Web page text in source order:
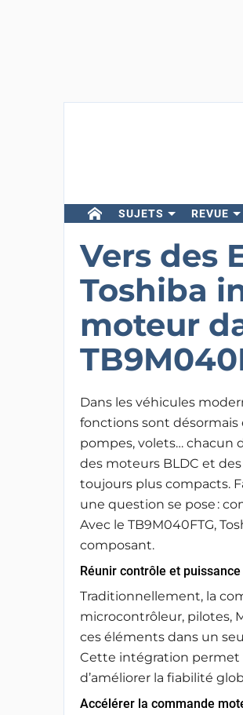
SUJETS REVUE
Vers des
Toshiba
moteur
Dans les véhicules
fonctions sont désormais
pompes, volets… chacun
des moteurs BLDC et
toujours plus compacts.
une question se pose :
Avec le TB9M040FTG,
composant.
Réunir contrôle et
Traditionnellement, la
microcontrôleur, pilotes,
ces éléments dans un
Cette intégration permet
d’améliorer la fiabilité
Accélérer la commande